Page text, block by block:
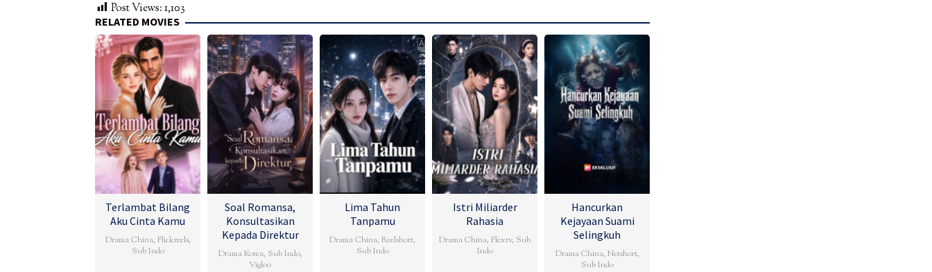
Post Views:1,103
RELATED MOVIES
Terlambat Bilang
Aku Cinta Kamu
Drama China, Flickreels,
Sub Indo
Soal Romansa,
Konsultasikan
Kepada Direktur
Drama Korea, Sub Indo,
Vigloo
Lima Tahun
Tanpamu
Drama China, Reelshort,
Sub Indo
Istri Miliarder
Rahasia
Drama China, Flextv, Sub
Indo
Hancurkan
Kejayaan Suami
Selingkuh
Drama China, Netshort,
Sub Indo